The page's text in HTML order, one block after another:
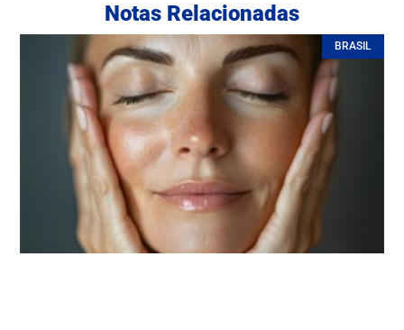
Notas Relacionadas
BRASIL